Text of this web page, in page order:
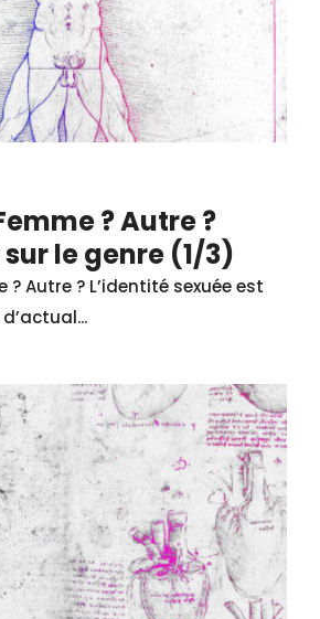
? Autre ?
le genre (1/3)
? Autre ? L’identité sexuée est